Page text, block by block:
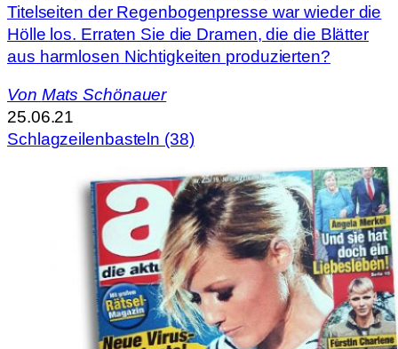
Titelseiten der Regenbogenpresse war wieder die
Hölle los. Erraten Sie die Dramen, die die Blätter
aus harmlosen Nichtigkeiten produzierten?
Von Mats Schönauer
25.06.21
Schlagzeilenbasteln (38)